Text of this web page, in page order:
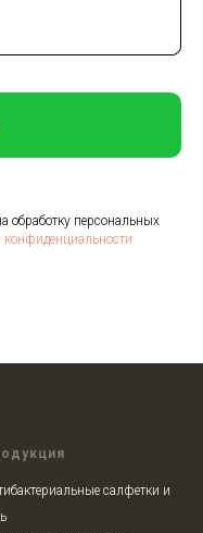
обработку персональных
конфиденциальности
салфетки и